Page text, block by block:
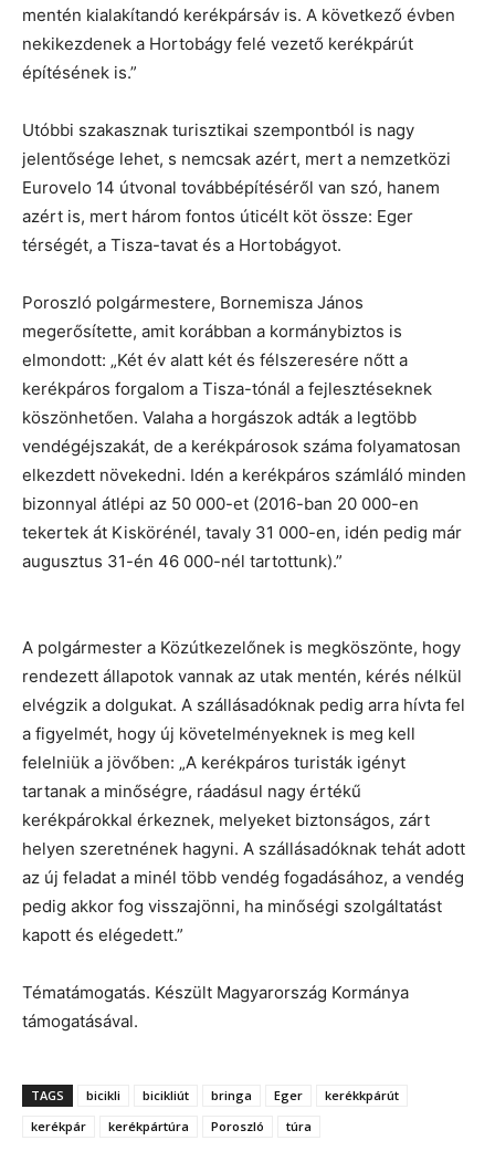
mentén kialakítandó kerékpársáv is. A következő évben
nekikezdenek a Hortobágy felé vezető kerékpárút
építésének is.”
Utóbbi szakasznak turisztikai szempontból is nagy
jelentősége lehet, s nemcsak azért, mert a nemzetközi
Eurovelo 14 útvonal továbbépítéséről van szó, hanem
azért is, mert három fontos úticélt köt össze: Eger
térségét, a Tisza-tavat és a Hortobágyot.
Poroszló polgármestere, Bornemisza János
megerősítette, amit korábban a kormánybiztos is
elmondott: „Két év alatt két és félszeresére nőtt a
kerékpáros forgalom a Tisza-tónál a fejlesztéseknek
köszönhetően. Valaha a horgászok adták a legtöbb
vendégéjszakát, de a kerékpárosok száma folyamatosan
elkezdett növekedni. Idén a kerékpáros számláló minden
bizonnyal átlépi az 50 000-et (2016-ban 20 000-en
tekertek át Kiskörénél, tavaly 31 000-en, idén pedig már
augusztus 31-én 46 000-nél tartottunk).”
A polgármester a Közútkezelőnek is megköszönte, hogy
rendezett állapotok vannak az utak mentén, kérés nélkül
elvégzik a dolgukat. A szállásadóknak pedig arra hívta fel
a figyelmét, hogy új követelményeknek is meg kell
felelniük a jövőben: „A kerékpáros turisták igényt
tartanak a minőségre, ráadásul nagy értékű
kerékpárokkal érkeznek, melyeket biztonságos, zárt
helyen szeretnének hagyni. A szállásadóknak tehát adott
az új feladat a minél több vendég fogadásához, a vendég
pedig akkor fog visszajönni, ha minőségi szolgáltatást
kapott és elégedett.”
Tématámogatás. Készült Magyarország Kormánya
támogatásával.
TAGS bicikli bicikliút bringa Eger
kerékkpárút
kerékpár
kerékpártúra Poroszló túra